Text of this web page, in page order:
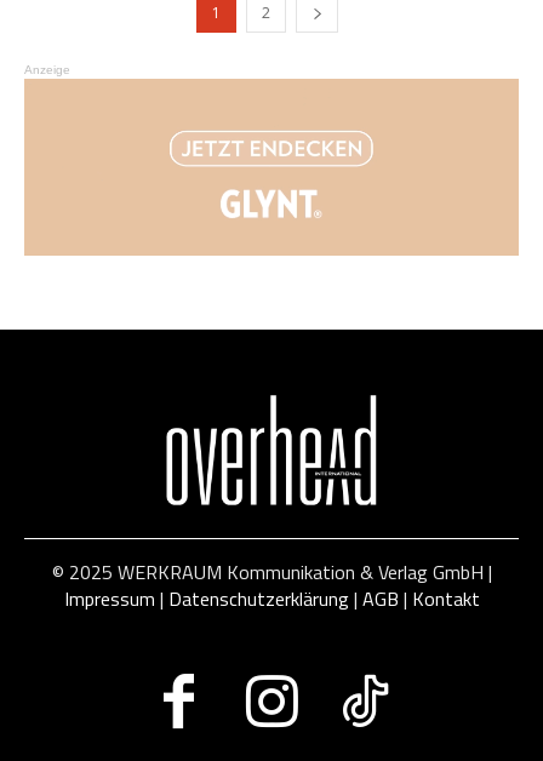
1 2
Anzeige
© 2025 WERKRAUM Kommunikation & Verlag GmbH |
Impressum | Datenschutzerklärung| AGB | Kontakt